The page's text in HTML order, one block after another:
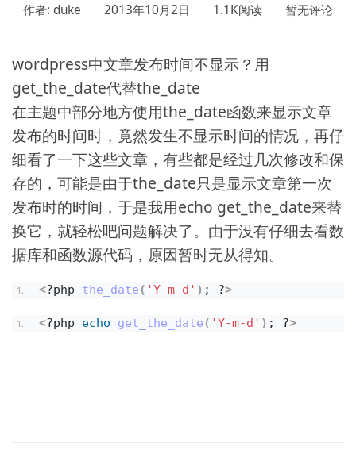
作者: duke 2013年10月2日 1.1K阅读 暂无评论
wordpress中文章发布时间不显示？用
get_the_date代替the_date
在主题中部分地方使用the_date函数来显示文章
发布的时间时，竟然发生不显示时间的情况，再仔
细看了一下这些文章，有些都是经过几次修改和保
存的，可能是由于the_date只是显示文章第一次
发布时的时间，于是我用echo get_the_date来替
换它，就轻松吧问题解决了。由于没有仔细去看数
据库和函数源代码，原因暂时无从得知。
<?php the_date ( 'Y-m-d' ) ; ?>
<?php echo get_the_date ( 'Y-m-d' ) ; ?>